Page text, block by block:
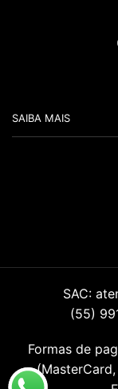
SAIBA MAIS
SAC:
(55)
Formas de